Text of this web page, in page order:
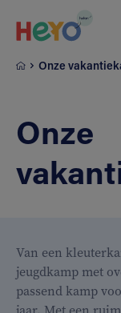
Onze
Onze
Van een
jeugdkamp met
passend kamp